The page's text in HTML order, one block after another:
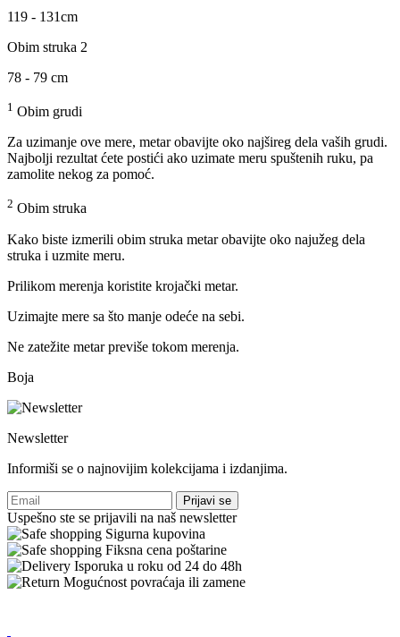
119 - 131cm
Obim struka 2
78 - 79 cm
1 Obim grudi
Za uzimanje ove mere, metar obavijte oko najšireg dela vaših grudi.
Najbolji rezultat ćete postići ako uzimate meru spuštenih ruku, pa
zamolite nekog za pomoć.
2 Obim struka
Kako biste izmerili obim struka metar obavijte oko najužeg dela
struka i uzmite meru.
Prilikom merenja koristite krojački metar.
Uzimajte mere sa što manje odeće na sebi.
Ne zatežite metar previše tokom merenja.
Boja
Newsletter
Informiši se o najnovijim kolekcijama i izdanjima.
Prijavi se
Uspešno ste se prijavili na naš newsletter
Sigurna kupovina
Fiksna cena poštarine
Isporuka u roku od 24 do 48h
Mogućnost povraćaja ili zamene